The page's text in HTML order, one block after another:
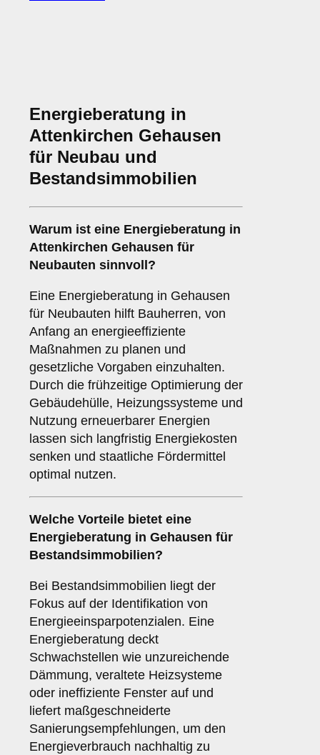
Energieberatung in
Attenkirchen Gehausen
für Neubau und
Bestandsimmobilien
Warum ist eine Energieberatung in
Attenkirchen Gehausen für
Neubauten sinnvoll?
Eine Energieberatung in Gehausen
für Neubauten hilft Bauherren, von
Anfang an energieeffiziente
Maßnahmen zu planen und
gesetzliche Vorgaben einzuhalten.
Durch die frühzeitige Optimierung der
Gebäudehülle, Heizungssysteme und
Nutzung erneuerbarer Energien
lassen sich langfristig Energiekosten
senken und staatliche Fördermittel
optimal nutzen.
Welche Vorteile bietet eine
Energieberatung in Gehausen für
Bestandsimmobilien?
Bei Bestandsimmobilien liegt der
Fokus auf der Identifikation von
Energieeinsparpotenzialen. Eine
Energieberatung deckt
Schwachstellen wie unzureichende
Dämmung, veraltete Heizsysteme
oder ineffiziente Fenster auf und
liefert maßgeschneiderte
Sanierungsempfehlungen, um den
Energieverbrauch nachhaltig zu